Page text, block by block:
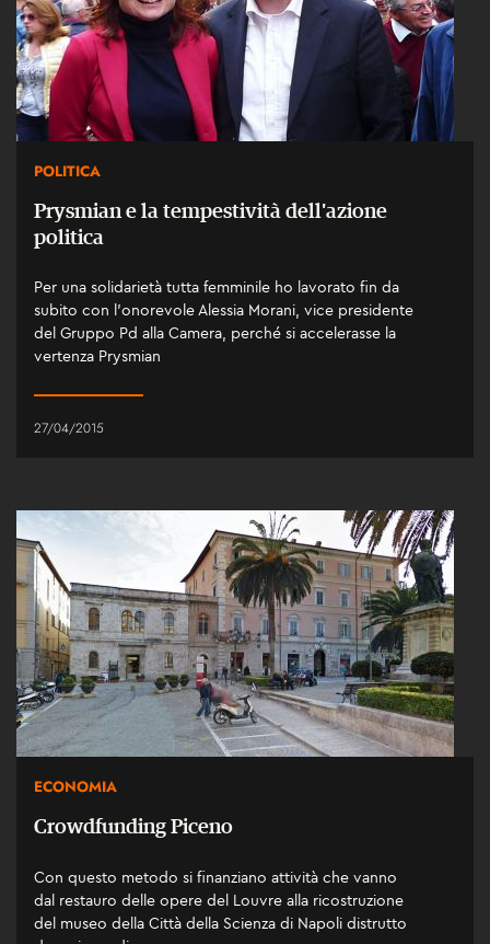
POLITICA
Prysmian e la tempestività dell'azione
politica
Per una solidarietà tutta femminile ho lavorato fin da
subito con l'onorevole Alessia Morani, vice presidente
del Gruppo Pd alla Camera, perché si accelerasse la
vertenza Prysmian
27/04/2015
ECONOMIA
Crowdfunding Piceno
Con questo metodo si finanziano attività che vanno
dal restauro delle opere del Louvre alla ricostruzione
del museo della Città della Scienza di Napoli distrutto